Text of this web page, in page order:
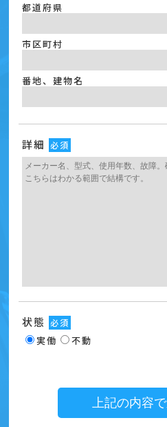
都道府県
市区町村
番地、建物名
詳細 必須
状態 必須
実働 不動